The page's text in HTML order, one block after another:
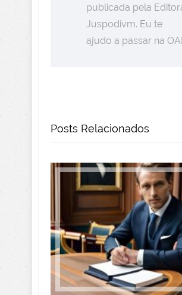
publicada pela
Juspodivm. Eu te
ajudo a passar na
Posts Relacionados